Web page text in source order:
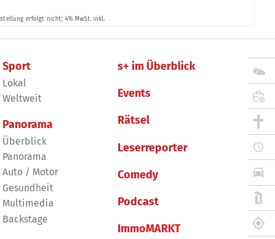
Sport
Lokal
Weltweit
Panorama
Überblick
Panorama
Auto / Motor
Gesundheit
Multimedia
Backstage
s+ im Überblick
Events
Rätsel
Leserreporter
Comedy
Podcast
ImmoMARKT